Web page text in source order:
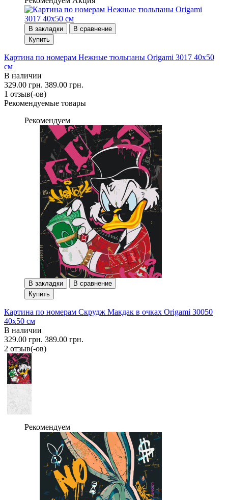
В закладки
В сравнение
Купить
Картина по номерам Нежные тюльпаны Origami 3017 40x50
см
В наличии
329.00 грн. 389.00 грн.
1 отзыв(-ов)
Рекомендуемые товары
Рекомендуем
В закладки
В сравнение
Купить
Картина по номерам Скрудж Макдак в очках Origami 30050
40x50 см
В наличии
329.00 грн. 389.00 грн.
2 отзыв(-ов)
Рекомендуем